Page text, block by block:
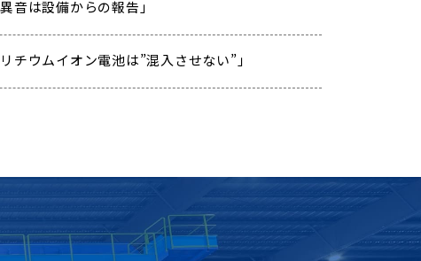
音は設備からの報告」
チウムイオン電池は”混入させない”」